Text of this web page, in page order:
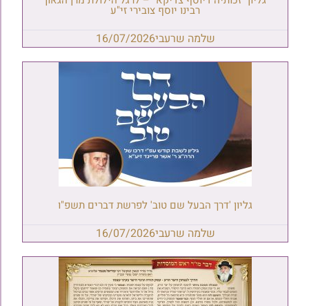
רבינו יוסף צובירי זי"ע
שלמה שרעבי16/07/2026
גליון 'דרך הבעל שם טוב' לפרשת דברים תשפ"ו
שלמה שרעבי16/07/2026